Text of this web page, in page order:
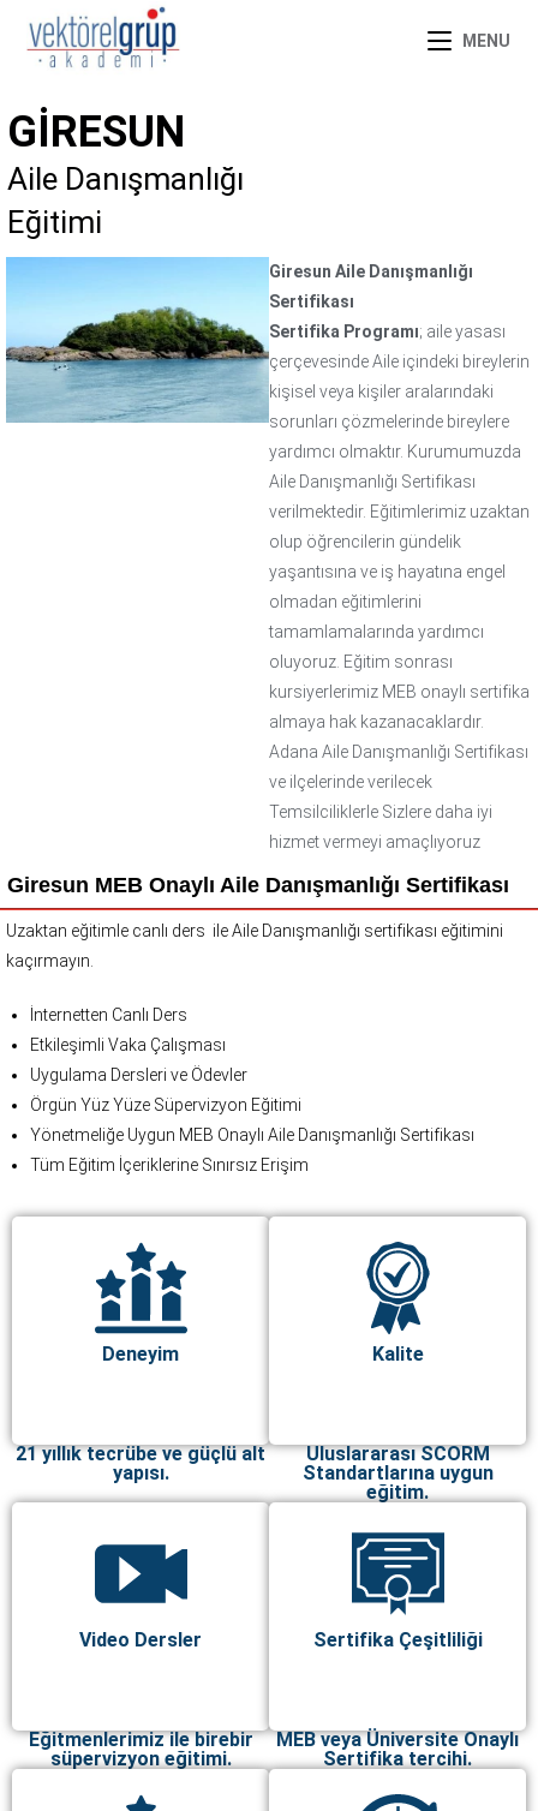
MENU
GIRESUN
Aile Danışmanlığı
Eğitimi
Giresun Aile Danışmanlığı
Sertifikası
Sertifika Programı; aile yasası
çerçevesinde Aile içindeki bireylerin
kişisel veya kişiler aralarındaki
sorunları çözmelerinde bireylere
yardımcı olmaktır. Kurumumuzda
Aile Danışmanlığı Sertifikası
verilmektedir. Eğitimlerimiz uzaktan
olup öğrencilerin gündelik
yaşantısına ve iş hayatına engel
olmadan eğitimlerini
tamamlamalarında yardımcı
oluyoruz. Eğitim sonrası
kursiyerlerimiz MEB onaylı sertifika
almaya hak kazanacaklardır.
Adana Aile Danışmanlığı Sertifikası
ve ilçelerinde verilecek
Temsilciliklerle Sizlere daha iyi
hizmet vermeyi amaçlıyoruz
Giresun MEB Onaylı Aile Danışmanlığı Sertifikası
Uzaktan eğitimle canlı ders ile Aile Danışmanlığı sertifikası eğitimini
kaçırmayın.
İnternetten Canlı Ders
Etkileşimli Vaka Çalışması
Uygulama Dersleri ve Ödevler
Örgün Yüz Yüze Süpervizyon Eğitimi
Yönetmeliğe Uygun MEB Onaylı Aile Danışmanlığı Sertifikası
Tüm Eğitim İçeriklerine Sınırsız Erişim
Deneyim
21 yıllık tecrübe ve güçlü alt
yapısı.
Kalite
Uluslararası SCORM
Standartlarına uygun
eğitim.
Video Dersler
Eğitmenlerimiz ile birebir
süpervizyon eğitimi.
Sertifika Çeşitliliği
MEB veya Üniversite Onaylı
Sertifika tercihi.